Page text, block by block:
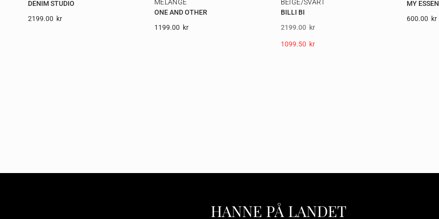
DENIM STUDIO
2199.00 Kr
MELANGE
ONE AND OTHER
1199.00 Kr
BEIGE/SVART
BILLI BI
2199.00 kr
1099.50 Kr
MY
600.00 Kr
HANNE PÅ LANDET